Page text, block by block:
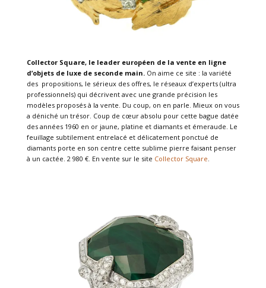
Collector Square, le leader européen de la vente en ligne
d’objets de luxe de seconde main. On aime ce site : la variété
des propositions, le sérieux des offres, le réseaux d’experts (ultra
professionnels) qui décrivent avec une grande précision les
modèles proposés à la vente. Du coup, on en parle. Mieux on vous
a déniché un trésor. Coup de cœur absolu pour cette bague datée
des années 1960 en or jaune, platine et diamants et émeraude. Le
feuillage subtilement entrelacé et délicatement ponctué de
diamants porte en son centre cette sublime pierre faisant penser
à un cactée. 2 980 €. En vente sur le site Collector Square.